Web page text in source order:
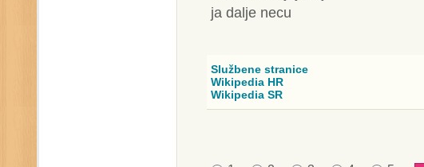
ja dalje necu
Službene stranice
Wikipedia HR
Wikipedia SR